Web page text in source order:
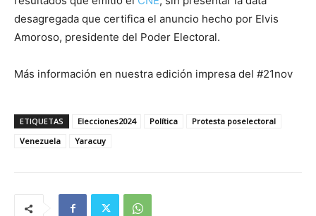
desagregada que certifica el anuncio hecho por Elvis
Amoroso, presidente del Poder Electoral.
Más información en nuestra edición impresa del #21nov
ETIQUETAS Elecciones2024 Política
Protesta poselectoral
Venezuela
Yaracuy